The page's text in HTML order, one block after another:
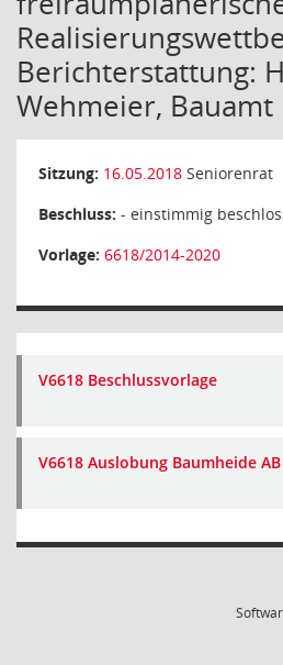
Berichterstattung:
Wehmeier, Bauamt
Sitzung: 16.05.2018 Seniorenrat
Beschluss: - einstimmig
Vorlage: 6618/2014-2020
V6618 Beschlussvorlage
V6618 Auslobung Baumheide